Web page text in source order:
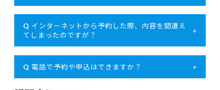
Q インターネットから予約した際、内容を間違え
てしまったのですが？
+
Q 電話で予約や申込はできますか？ +